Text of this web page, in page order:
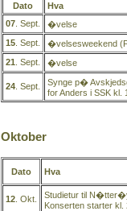
Dato Hva
07 . Sept. �velse
15 . Sept. �velsesweekend
21 . Sept. �velse
24 . Sept.
Synge p�
for Anders i SSK kl.
Oktober
Dato Hva
12 . Okt.
Studietur til
Konserten starter kl.